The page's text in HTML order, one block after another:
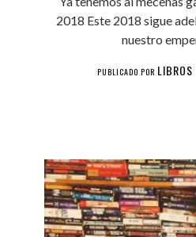
2018 Este 2018 sigue
nuestro
PUBLICADO POR